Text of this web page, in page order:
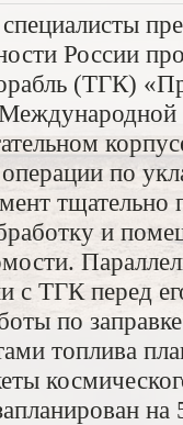
России
(ТГК)
по
тщательно
и
с ТГК перед
по
топлива
на